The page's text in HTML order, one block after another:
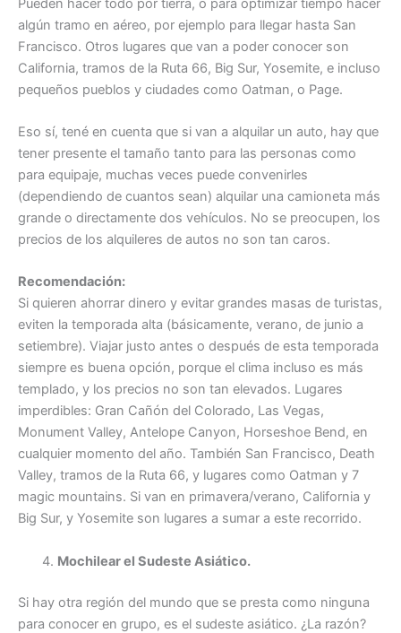
Pueden hacer todo por tierra, o para optimizar tiempo hacer
algún tramo en aéreo, por ejemplo para llegar hasta San
Francisco. Otros lugares que van a poder conocer son
California, tramos de la Ruta 66, Big Sur, Yosemite, e incluso
pequeños pueblos y ciudades como Oatman, o Page.
Eso sí, tené en cuenta que si van a alquilar un auto, hay que
tener presente el tamaño tanto para las personas como
para equipaje, muchas veces puede convenirles
(dependiendo de cuantos sean) alquilar una camioneta más
grande o directamente dos vehículos. No se preocupen, los
precios de los alquileres de autos no son tan caros.
Recomendación:
Si quieren ahorrar dinero y evitar grandes masas de turistas,
eviten la temporada alta (básicamente, verano, de junio a
setiembre). Viajar justo antes o después de esta temporada
siempre es buena opción, porque el clima incluso es más
templado, y los precios no son tan elevados. Lugares
imperdibles: Gran Cañón del Colorado, Las Vegas,
Monument Valley, Antelope Canyon, Horseshoe Bend, en
cualquier momento del año. También San Francisco, Death
Valley, tramos de la Ruta 66, y lugares como Oatman y 7
magic mountains. Si van en primavera/verano, California y
Big Sur, y Yosemite son lugares a sumar a este recorrido.
Mochilear el Sudeste Asiático.
Si hay otra región del mundo que se presta como ninguna
para conocer en grupo, es el sudeste asiático. ¿La razón?